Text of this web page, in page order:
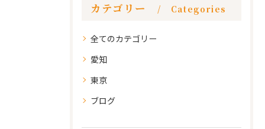
カテゴリー Categories
全てのカテゴリー
愛知
東京
ブログ